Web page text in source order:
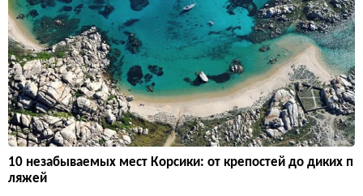
10 незабываемых мест Корсики: от крепостей до диких п
ляжей